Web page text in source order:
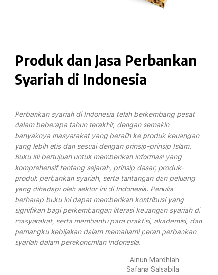
Produk dan Jasa Perbankan
Syariah di Indonesia
Perbankan syariah di Indonesia telah berkembang pesat
dalam beberapa tahun terakhir, dengan semakin
banyaknya masyarakat yang beralih ke produk keuangan
yang lebih etis dan sesuai dengan prinsip-prinsip Islam.
Buku ini bertujuan untuk memberikan informasi yang
komprehensif tentang sejarah, prinsip dasar, produk-
produk perbankan syariah, serta tantangan dan peluang
yang dihadapi oleh sektor ini di Indonesia. Penulis
berharap buku ini dapat memberikan kontribusi yang
signifikan bagi perkembangan literasi keuangan syariah di
masyarakat, serta membantu para praktisi, akademisi, dan
pemangku kebijakan dalam memahami peran perbankan
syariah dalam perekonomian Indonesia.
Ainun Mardhiah
Safana Salsabila